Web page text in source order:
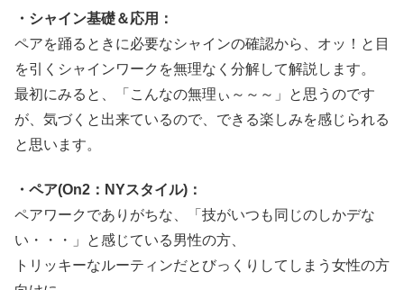
・シャイン基礎＆応用：
ペアを踊るときに必要なシャインの確認から、オッ！と目
を引くシャインワークを無理なく分解して解説します。
最初にみると、「こんなの無理ぃ～～～」と思うのです
が、気づくと出来ているので、できる楽しみを感じられる
と思います。
・ペア(On2：NYスタイル)：
ペアワークでありがちな、「技がいつも同じのしかデな
い・・・」と感じている男性の方、
トリッキーなルーティンだとびっくりしてしまう女性の方